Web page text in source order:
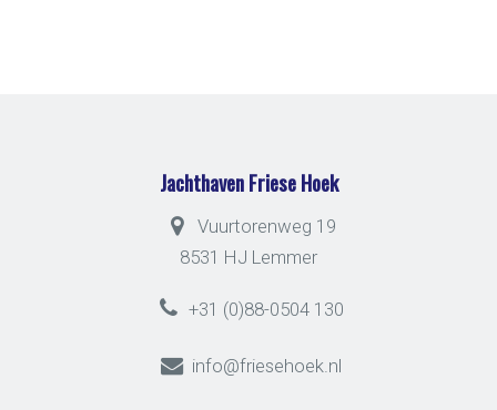
Jachthaven Friese Hoek
Vuurtorenweg 19
8531 HJ Lemmer
+31 (0)88-0504 130
info@friesehoek.nl